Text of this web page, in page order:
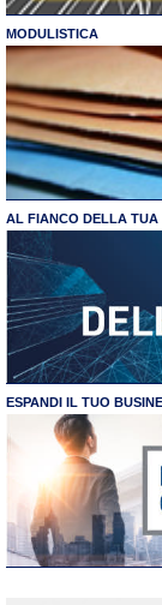
MODULISTICA
AL FIANCO DELLA TUA
ESPANDI IL TUO